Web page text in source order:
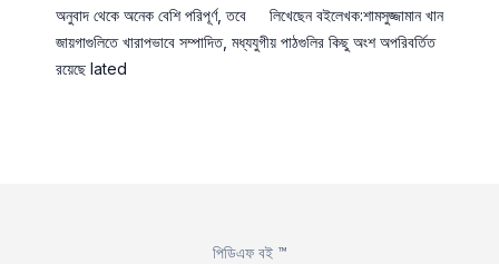
লিখেছেন বইলেখক:শামসুজ্জামান খান
অনুবাদ থেকে অনেক বেশি পরিপূর্ণ, তবে
জায়গাগুলিতে খারাপভাবে সম্পাদিত, মধ্যযুগীয় পাঠগুলির কিছু অংশ অপরিবর্তিত
রয়েছে lated
পিডিএফ বই ™